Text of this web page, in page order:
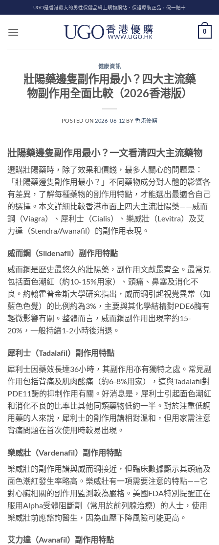
to
content
UGO是香港最大的男性保健品網上購物網站、保證原裝正品，假一賠十
0
健康資訊
壯陽藥邊隻副作用最小？四大主流藥
物副作用全面比較（2026香港版）
POSTED ON 2026-06-12 BY香港優購
壯陽藥邊隻副作用最小？一文看清四大主流藥物
選購壯陽藥時，除了效果和價錢，最多人關心的問題是：
「壯陽藥邊隻副作用最小？」不同藥物成分對人體的影響各
有差異，了解每種藥物的副作用特點，才能選出最適合自己
的選擇。本文詳細比較香港市面上四大主流壯陽藥——威而
鋼（Viagra）、犀利士（Cialis）、樂威壯（Levitra）及艾
力達（Stendra/Avanafil）的副作用表現。
威而鋼（Sildenafil）副作用特點
威而鋼是歷史最悠久的壯陽藥，副作用文獻最齊全。最常見
包括面色潮紅（約10-15%用家）、頭痛、鼻塞及消化不
良。約翰霍普金斯大學研究指出，威而鋼引起視覺異常（如
藍色色覺）的比例約為3%，主要與其化學結構對PDE6酶有
輕微影響有關。整體而言，威而鋼副作用出現率約15-
20%，一般持續1-2小時後消退。
犀利士（Tadalafil）副作用特點
犀利士因藥效長達36小時，其副作用亦有獨特之處。常見副
作用包括背痛及肌肉酸痛（約6-8%用家），這與Tadalafil對
PDE11酶的抑制作用有關。好消息是，犀利士引起面色潮紅
和消化不良的比率比其他同類藥物低約一半。對於注重低調
用藥的人來說，犀利士的副作用譜相對溫和，但用家需注意
背痛問題在首次使用時較易出現。
樂威壯（Vardenafil）副作用特點
樂威壯的副作用譜與威而鋼接近，但臨床數據顯示其頭痛及
面色潮紅發生率略高。樂威壯有一項需要注意的特點——它
對心臟相關的副作用監測較為嚴格。美國FDA特別提醒正在
服用Alpha受體阻斷劑（常用於前列腺治療）的人士，使用
樂威壯前應諮詢醫生，因為血壓下降風險可能更高。
艾力達（Avanafil）副作用特點